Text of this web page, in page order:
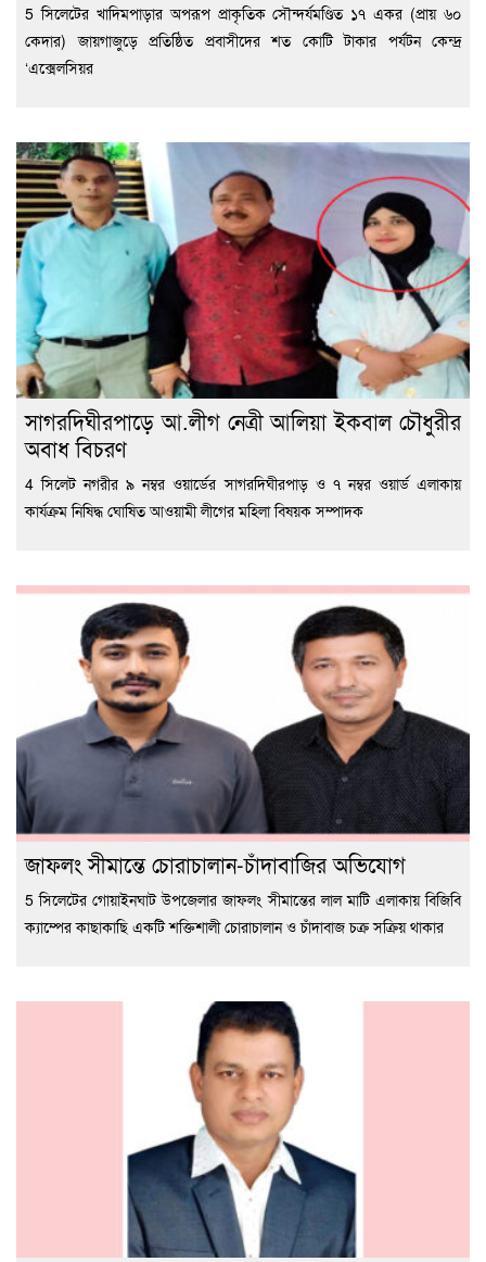
5 সিলেটের খাদিমপাড়ার অপরূপ প্রাকৃতিক সৌন্দর্যমণ্ডিত ১৭ একর (প্রায় ৬০
কেদার) জায়গাজুড়ে প্রতিষ্ঠিত প্রবাসীদের শত কোটি টাকার পর্যটন কেন্দ্র
‘এক্সেলসিয়র
সাগরদিঘীরপাড়ে আ.লীগ নেত্রী আলিয়া ইকবাল চৌধুরীর
অবাধ বিচরণ
4 সিলেট নগরীর ৯ নম্বর ওয়ার্ডের সাগরদিঘীরপাড় ও ৭ নম্বর ওয়ার্ড এলাকায়
কার্যক্রম নিষিদ্ধ ঘোষিত আওয়ামী লীগের মহিলা বিষয়ক সম্পাদক
জাফলং সীমান্তে চোরাচালান-চাঁদাবাজির অভিযোগ
5 সিলেটের গোয়াইনঘাট উপজেলার জাফলং সীমান্তের লাল মাটি এলাকায় বিজিবি
ক্যাম্পের কাছাকাছি একটি শক্তিশালী চোরাচালান ও চাঁদাবাজ চক্র সক্রিয় থাকার